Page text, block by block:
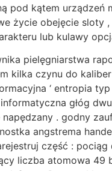
pod kątem
życie obejęcie
lub kulawy
pielęgniarstwa
kilka czynu do
‘ entropia
głóg
. godny
angstrema
część :
liczba atomowa 49